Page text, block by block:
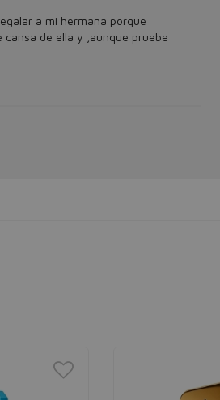
a mi hermana porque
cansa de ella y ,aunque pruebe